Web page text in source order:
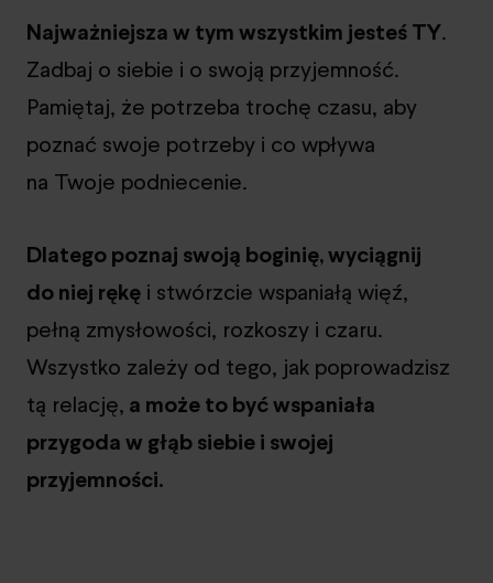
Najważniejsza w tym wszystkim jesteś TY.
Zadbaj o siebie i o swoją przyjemność.
Pamiętaj, że potrzeba trochę czasu, aby
poznać swoje potrzeby i co wpływa
na Twoje podniecenie.
Dlatego poznaj swoją boginię, wyciągnij
do niej rękę i stwórzcie wspaniałą więź,
pełną zmysłowości, rozkoszy i czaru.
Wszystko zależy od tego, jak poprowadzisz
tą relację, a może to być wspaniała
przygoda w głąb siebie i swojej
przyjemności.